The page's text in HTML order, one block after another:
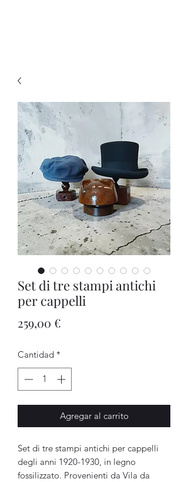
Set di tre stampi antichi
per cappelli
259,00 €
Cantidad *
Agregar al carrito
Set di tre stampi antichi per cappelli
degli anni 1920-1930, in legno
fossilizzato. Provenienti da Vila da